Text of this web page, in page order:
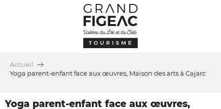
Accueil
Yoga parent-enfant face aux œuvres, Maison des arts à Cajarc
Yoga parent-enfant face aux œuvres,